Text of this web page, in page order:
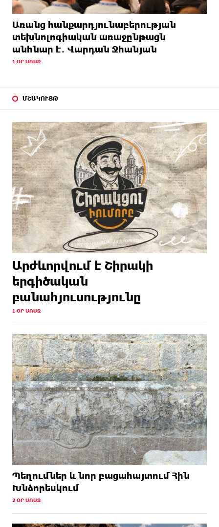
Առանց հանքարդյունաբերության
տեխնոլոգիական առաջընթացն
անհնար է․ Վարդան Ջհանյան
1 ՕՐ ԱՌԱՋ
ՄՇԱԿՈՒՅԹ
Արժևորվում է Շիրակի
երգիծական
բանահյուսությունը
1 ՕՐ ԱՌԱՋ
Պեղումներ և նոր բացահայտում Հին
Խնձորեսկում
2 ՕՐ ԱՌԱՋ